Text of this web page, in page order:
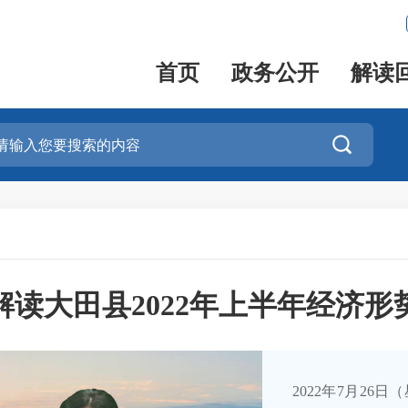
首页 政务公开 解读

读大田县2022年上半年经济形
2022年7月26日